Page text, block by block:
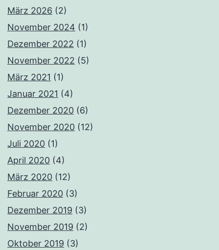
März 2026 (2)
November 2024 (1)
Dezember 2022 (1)
November 2022 (5)
März 2021 (1)
Januar 2021 (4)
Dezember 2020 (6)
November 2020 (12)
Juli 2020 (1)
April 2020 (4)
März 2020 (12)
Februar 2020 (3)
Dezember 2019 (3)
November 2019 (2)
Oktober 2019 (3)